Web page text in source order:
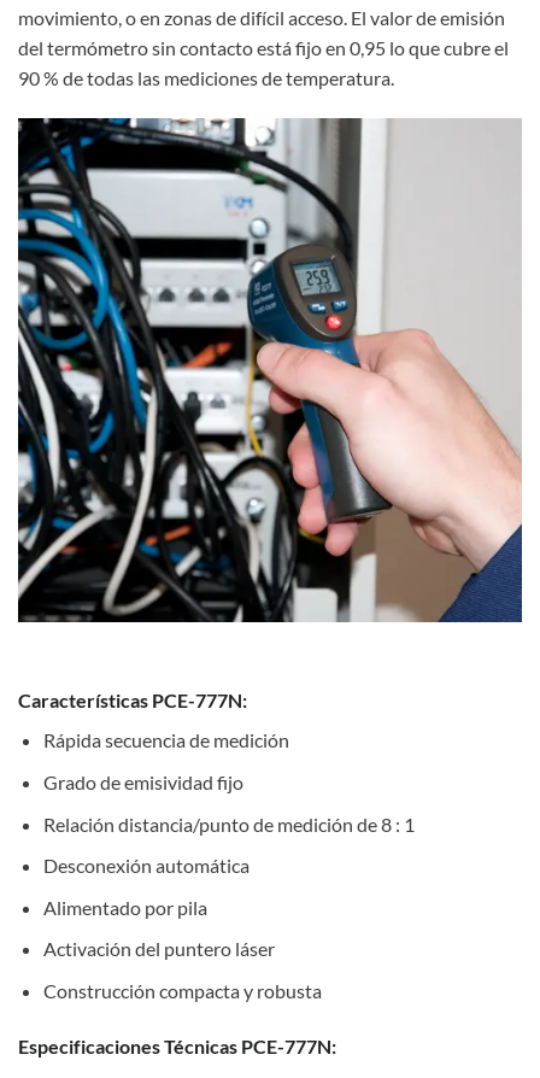
movimiento, o en zonas de difícil acceso. El valor de emisión
del termómetro sin contacto está fijo en 0,95 lo que cubre el
90 % de todas las mediciones de temperatura.
Características PCE-777N:
Rápida secuencia de medición
Grado de emisividad fijo
Relación distancia/punto de medición de 8 : 1
Desconexión automática
Alimentado por pila
Activación del puntero láser
Construcción compacta y robusta
Especificaciones Técnicas PCE-777N: